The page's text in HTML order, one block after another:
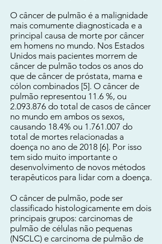
O câncer de pulmão é a malignidade
mais comumente diagnosticada e a
principal causa de morte por câncer
em homens no mundo. Nos Estados
Unidos mais pacientes morrem de
câncer de pulmão todos os anos do
que de câncer de próstata, mama e
cólon combinados [5]. O câncer de
pulmão representou 11.6 %, ou
2.093.876 do total de casos de câncer
no mundo em ambos os sexos,
causando 18.4% ou 1.761.007 do
total de mortes relacionadas a
doença no ano de 2018 [6]. Por isso
tem sido muito importante o
desenvolvimento de novos métodos
terapêuticos para lidar com a doença.
O câncer de pulmão, pode ser
classificado histologicamente em dois
principais grupos: carcinomas de
pulmão de células não pequenas
(NSCLC) e carcinoma de pulmão de